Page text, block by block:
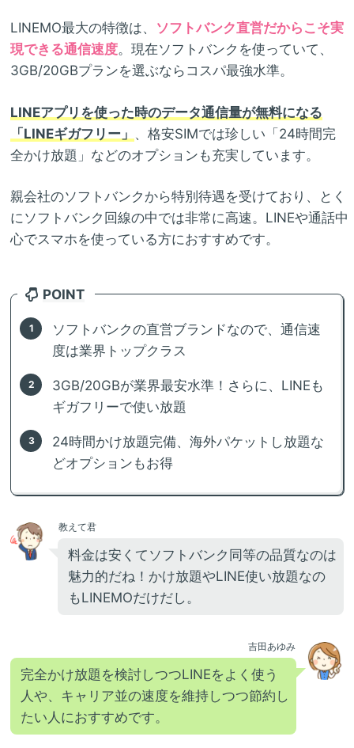
LINEMO最大の特徴は、 ソフトバンク直営だからこそ実
現できる通信速度。現在ソフトバンクを使っていて、
3GB/20GBプランを選ぶならコスパ最強水準。
LINEアプリを使った時のデータ通信量が無料になる
「LINEギガフリー」 、格安SIMでは珍しい「24時間完
全かけ放題」などのオプションも充実しています。
親会社のソフトバンクから特別待遇を受けており、とく
にソフトバンク回線の中では非常に高速。LINEや通話中
心でスマホを使っている方におすすめです。
POINT
ソフトバンクの直営ブランドなので、通信速
度は業界トップクラス
3GB/20GBが業界最安水準！さらに、LINEも
ギガフリーで使い放題
24時間かけ放題完備、海外パケットし放題な
どオプションもお得
教えて君
料金は安くてソフトバンク同等の品質なのは
魅力的だね！かけ放題やLINE使い放題なの
もLINEMOだけだし。
吉田あゆみ
完全かけ放題を検討しつつLINEをよく使う
人や、キャリア並の速度を維持しつつ節約し
たい人におすすめです。